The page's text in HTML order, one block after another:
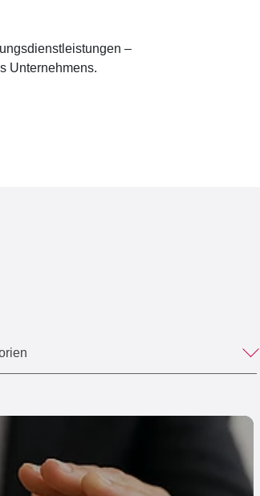
–
Unternehmens.